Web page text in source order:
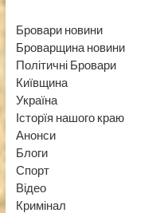
Бровари новини
Броварщина новини
Політичні Бровари
Київщина
Україна
Історїя нашого краю
Анонси
Блоги
Спорт
Відео
Кримінал